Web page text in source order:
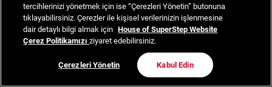
tercihlerinizi yönetmek için ise “Çerezleri Yönetin” butonuna
tıklayabilirsiniz. Çerezler ile kişisel verilerinizin işlenmesine
dair detaylı bilgi almak için House of SuperStep Website
Çerez Politikamızıziyaret edebilirsiniz.
Çerezleri Yönetin Kabul Edin